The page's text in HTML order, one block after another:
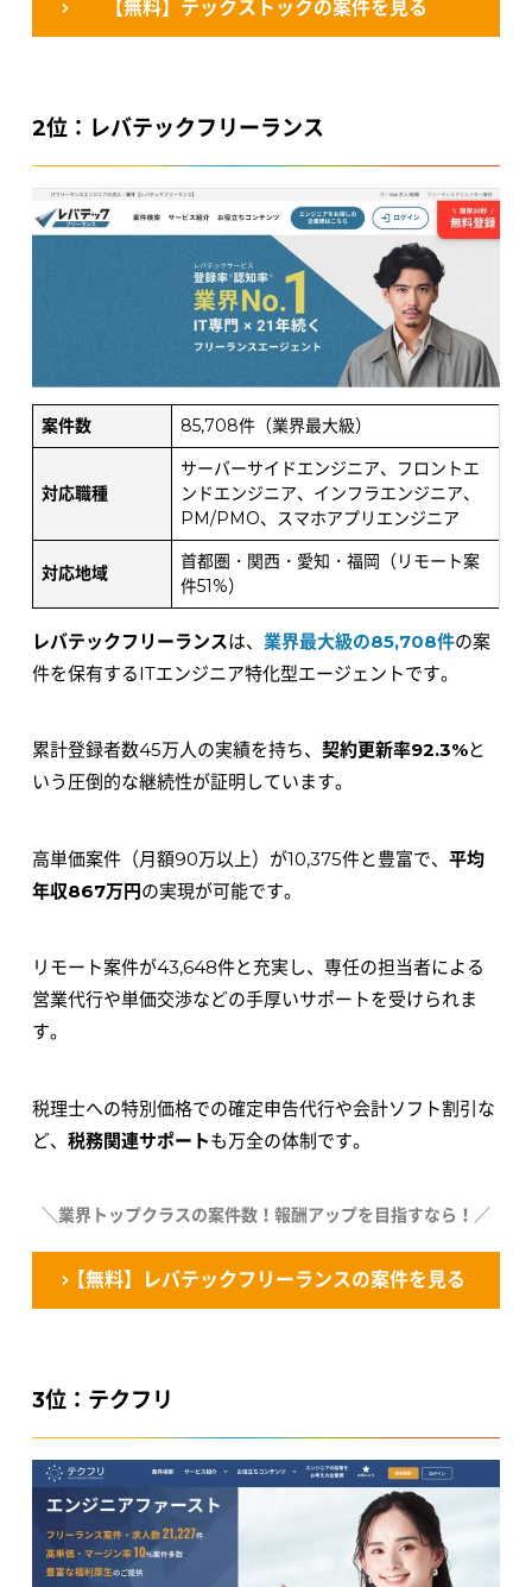
【無料】テックストックの案件を見る
2位：レバテックフリーランス
案件数 85,708件（業界最大級）
対応職種
サーバーサイドエンジニア、フロントエ
ンドエンジニア、インフラエンジニア、
PM/PMO、スマホアプリエンジニア
対応地域
首都圏・関西・愛知・福岡（リモート案
件51%）
レバテックフリーランスは、 業界最大級の85,708件の案
件を保有するITエンジニア特化型エージェントです。
累計登録者数45万人の実績を持ち、 契約更新率92.3%と
いう圧倒的な継続性が証明しています。
高単価案件（月額90万以上）が10,375件と豊富で、 平均
年収867万円の実現が可能です。
リモート案件が43,648件と充実し、専任の担当者による
営業代行や単価交渉などの手厚いサポートを受けられま
す。
税理士への特別価格での確定申告代行や会計ソフト割引な
ど、 税務関連サポートも万全の体制です。
＼業界トップクラスの案件数！報酬アップを目指すなら！／
【無料】レバテックフリーランスの案件を見る
3位：テクフリ